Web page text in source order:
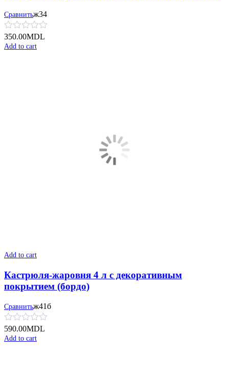
Сравнитьж34
350.00MDL
Add to cart
Add to cart
Кастрюля-жаровня 4 л с декоративным
покрытием (бордо)
Сравнитьж41б
590.00MDL
Add to cart